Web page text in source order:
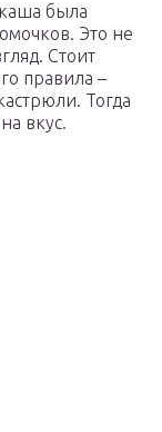
была
Это не
Стоит
правила –
Тогда
вкус.